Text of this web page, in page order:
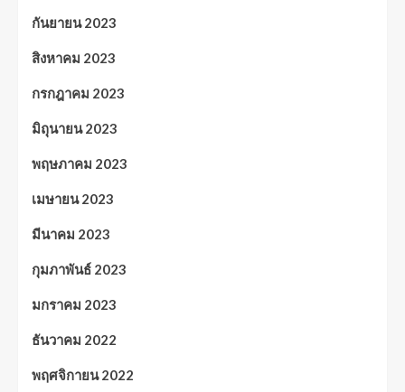
กันยายน 2023
สิงหาคม 2023
กรกฎาคม 2023
มิถุนายน 2023
พฤษภาคม 2023
เมษายน 2023
มีนาคม 2023
กุมภาพันธ์ 2023
มกราคม 2023
ธันวาคม 2022
พฤศจิกายน 2022